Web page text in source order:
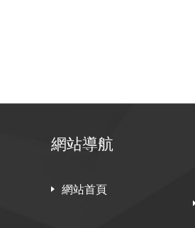
網站導航
網站首頁